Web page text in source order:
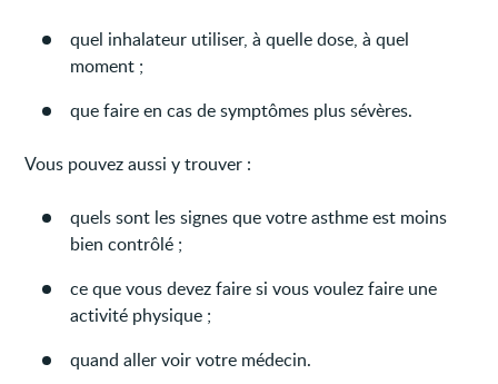
quel inhalateur utiliser, à quelle dose, à quel
moment ;
que faire en cas de symptômes plus sévères.
Vous pouvez aussi y trouver :
quels sont les signes que votre asthme est moins
bien contrôlé ;
ce que vous devez faire si vous voulez faire une
activité physique ;
quand aller voir votre médecin.